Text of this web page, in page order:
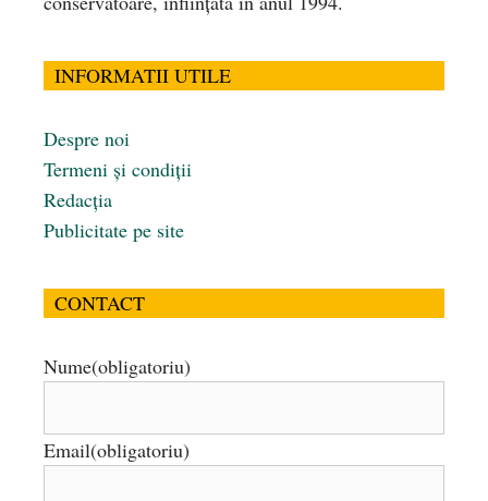
INFORMATII UTILE
Despre noi
Termeni și condiții
Redacția
Publicitate pe site
CONTACT
Nume(obligatoriu)
Email(obligatoriu)